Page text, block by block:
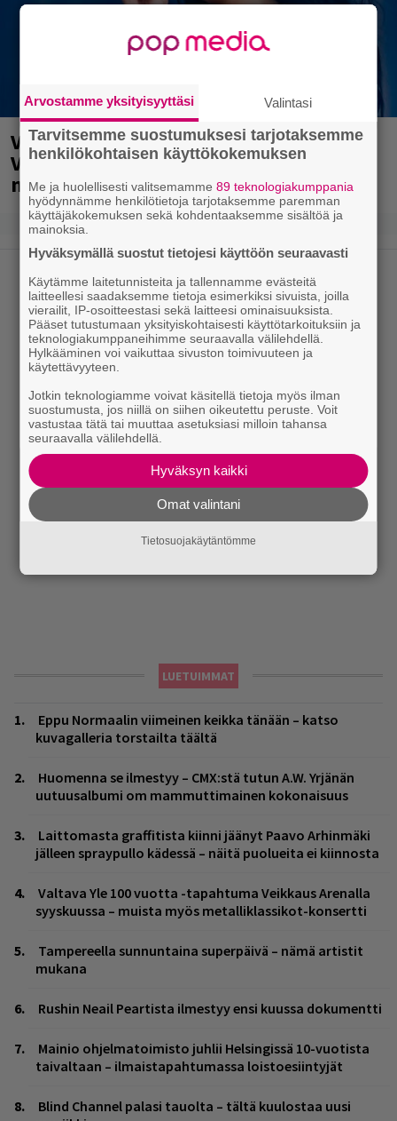
Valtava Yle 100 vuotta -tapahtuma
Veikkaus Arenalla syyskuussa – muista
myös metalliklassikot-konsertti
LUETUIMMAT
Eppu Normaalin viimeinen keikka tänään – katso
kuvagalleria torstailta täältä
Huomenna se ilmestyy – CMX:stä tutun A.W. Yrjänän
uutuusalbumi om mammuttimainen kokonaisuus
Laittomasta graffitista kiinni jäänyt Paavo Arhinmäki
jälleen spraypullo kädessä – näitä puolueita ei kiinnosta
Valtava Yle 100 vuotta -tapahtuma Veikkaus Arenalla
syyskuussa – muista myös metalliklassikot-konsertti
Tampereella sunnuntaina superpäivä – nämä artistit
mukana
Rushin Neail Peartista ilmestyy ensi kuussa dokumentti
Mainio ohjelmatoimisto juhlii Helsingissä 10-vuotista
taivaltaan – ilmaistapahtumassa loistoesiintyjät
Blind Channel palasi tauolta – tältä kuulostaa uusi
Arvostamme yksityisyyttäsi Valintasi
Tarvitsemme suostumuksesi tarjotaksemme
henkilökohtaisen käyttökokemuksen
Me ja huolellisesti valitsemamme89 teknologiakumppania
hyödynnämme henkilötietoja tarjotaksemme paremman
käyttäjäkokemuksen sekä kohdentaaksemme sisältöä ja
mainoksia.
Hyväksymällä suostut tietojesi käyttöön seuraavasti
Käytämme laitetunnisteita ja tallennamme evästeitä
laitteellesi saadaksemme tietoja esimerkiksi sivuista, joilla
vierailit, IP-osoitteestasi sekä laitteesi ominaisuuksista.
Pääset tutustumaan yksityiskohtaisesti käyttötarkoituksiin ja
teknologiakumppaneihimme seuraavalla välilehdellä.
Hylkääminen voi vaikuttaa sivuston toimivuuteen ja
käytettävyyteen.
Jotkin teknologiamme voivat käsitellä tietoja myös ilman
suostumusta, jos niillä on siihen oikeutettu peruste. Voit
vastustaa tätä tai muuttaa asetuksiasi milloin tahansa
seuraavalla välilehdellä.
Hyväksyn kaikki
Omat valintani
Tietosuojakäytäntömme